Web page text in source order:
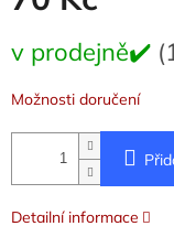
cena:
v prodejně✔️
Možnosti doručení
Detailní informace